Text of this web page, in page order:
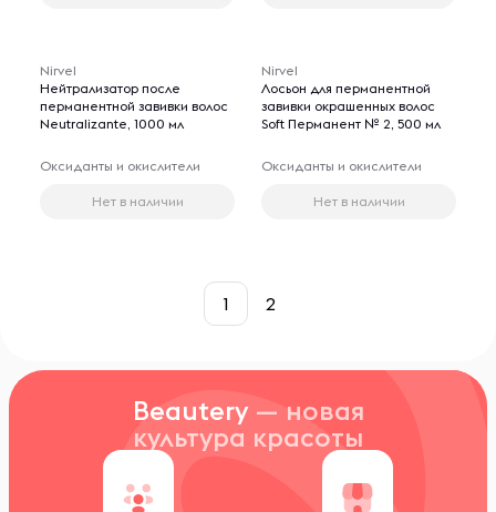
Nirvel
Нейтрализатор после
перманентной завивки волос
Neutralizante, 1000 мл
Оксиданты и окислители
Нет в наличии
Nirvel
Лосьон для перманентной
завивки окрашенных волос
Soft Перманент № 2, 500 мл
Оксиданты и окислители
Нет в наличии
1 2
Beautery — новая
культура красоты